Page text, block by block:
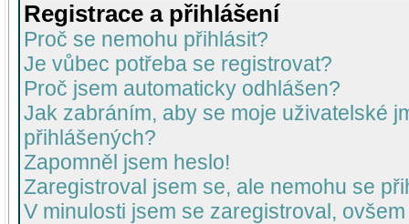
Registrace a přihlášení
Proč se nemohu přihlásit?
Je vůbec potřeba se registrovat?
Proč jsem automaticky odhlášen?
Jak zabráním, aby se moje uživatelské
přihlášených?
Zapomněl jsem heslo!
Zaregistroval jsem se, ale nemohu se
V minulosti jsem se zaregistroval,